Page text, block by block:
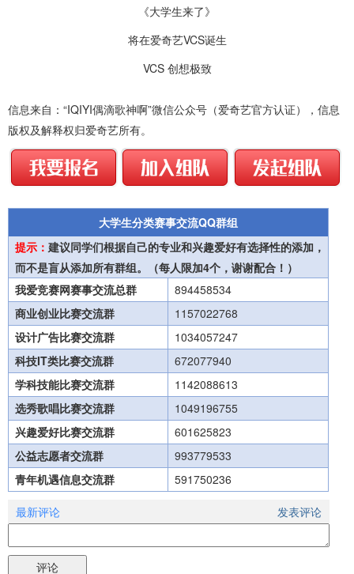
《大学生来了》
将在爱奇艺VCS诞生
VCS 创想极致
信息来自：“IQIYI偶滴歌神啊”微信公众号（爱奇艺官方认证），信息
版权及解释权归爱奇艺所有。
大学生分类赛事交流QQ群组
提示： 建议同学们根据自己的专业和兴趣爱好有选择性的添加，
而不是盲从添加所有群组。（每人限加4个，谢谢配合！）
我爱竞赛网赛事交流总群
894458534
商业创业比赛交流群
1157022768
设计广告比赛交流群
1034057247
科技IT类比赛交流群
672077940
学科技能比赛交流群
1142088613
选秀歌唱比赛交流群
1049196755
兴趣爱好比赛交流群
601625823
公益志愿者交流群
993779533
青年机遇信息交流群
591750236
发表评论
最新评论